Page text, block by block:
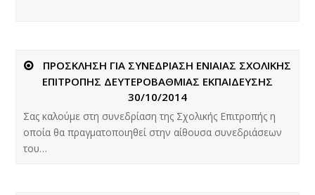
ΠΡΟΣΚΛΗΣΗ ΓΙΑ ΣΥΝΕΔΡΙΑΣΗ ΕΝΙΑΙΑΣ ΣΧΟΛΙΚΗΣ
ΕΠΙΤΡΟΠΗΣ ΔΕΥΤΕΡΟΒΑΘΜΙΑΣ ΕΚΠΑΙΔΕΥΣΗΣ
30/10/2014
Σας καλούμε στη συνεδρίαση της Σχολικής Επιτροπής η
οποία θα πραγματοποιηθεί στην αίθουσα συνεδριάσεων
του…